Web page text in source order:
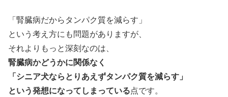
「腎臓病だからタンパク質を減らす」
という考え方にも問題がありますが、
それよりもっと深刻なのは、
腎臓病かどうかに関係なく
「シニア犬ならとりあえずタンパク質を減らす」
という発想になってしまっている点です。